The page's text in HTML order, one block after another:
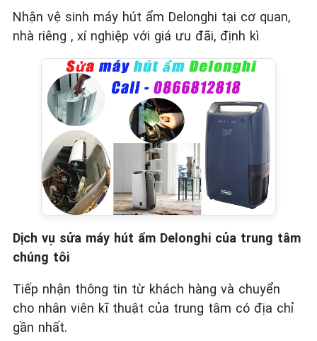
Nhận vệ sinh máy hút ẩm Delonghi tại cơ quan,
nhà riêng , xí nghiệp với giá ưu đãi, định kì
Dịch vụ sửa máy hút ẩm Delonghi của trung tâm
chúng tôi
Tiếp nhận thông tin từ khách hàng và chuyển
cho nhân viên kĩ thuật của trung tâm có địa chỉ
gần nhất.